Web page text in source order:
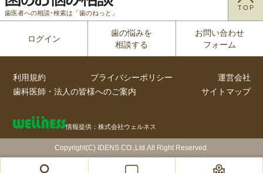
歯医者への相談･検索は「歯のねっと」
TOP
ログイン
歯の悩みを
相談する
お問い合わせ
フォーム
利用規約 プライバシーポリシー
運営会社
歯科医師・法人の皆様へのご案内
サイトマップ
情報提供：株式会社ウェルネス
Copyright(C) IDENS CO.,Ltd.All Right Reserved.